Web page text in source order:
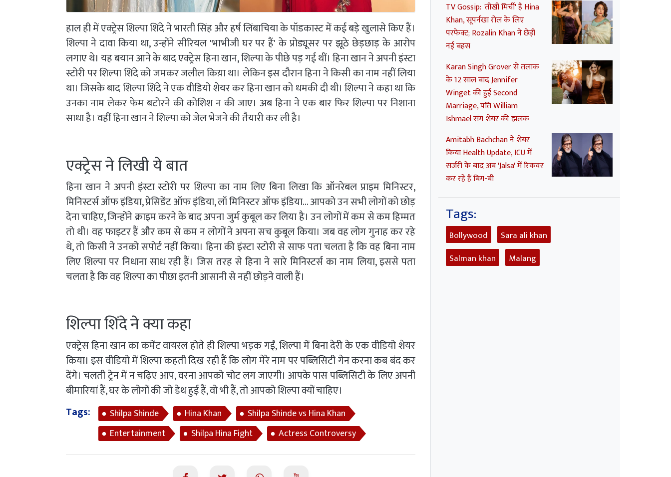
हाल ही में एक्ट्रेस शिल्पा शिंदे ने भारती सिंह और हर्ष लिंबाचिया के पॉडकास्ट में कई बड़े खुलासे किए हैं।
शिल्पा ने दावा किया था, उन्होंने सीरियल 'भाभीजी घर पर हैं' के प्रोड्यूसर पर झूठे छेड़छाड़ के आरोप
लगाए थे। यह बयान आने के बाद एक्ट्रेस हिना खान, शिल्पा के पीछे पड़ गई थीं। हिना खान ने अपनी इंस्टा
स्टोरी पर शिल्पा शिंदे को जमकर जलील किय़ा था। लेकिन इस दौरान हिना ने किसी का नाम नहीं लिया
था। जिसके बाद शिल्पा शिंदे ने एक वीडियो शेयर कर हिना खान को धमकी दी थी। शिल्पा ने कहा था कि
उनका नाम लेकर फेम बटोरने की कोशिश न की जाए। अब हिना ने एक बार फिर शिल्पा पर निशाना
साधा है। वहीं हिना खान ने शिल्पा को जेल भेजने की तैयारी कर ली है।
एक्ट्रेस ने लिखी ये बात
हिना खान ने अपनी इंस्टा स्टोरी पर शिल्पा का नाम लिए बिना लिखा कि ऑनरेबल प्राइम मिनिस्टर,
मिनिस्टर्स ऑफ इंडिया, प्रेसिडेंट ऑफ इंडिया, लॉ मिनिस्टर ऑफ इंडिया... आपको उन सभी लोगों को छोड़
देना चाहिए, जिन्होंने क्राइम करने के बाद अपना जुर्म कुबूल कर लिया है। उन लोगों में कम से कम हिम्मत
तो थी। वह फाइटर हैं और कम से कम न लोगों ने अपना सच कुबूल किया। जब वह लोग गुनाह कर रहे
थे, तो किसी ने उनको सपोर्ट नहीं किया। हिना की इंस्टा स्टोरी से साफ पता चलता है कि वह बिना नाम
लिए शिल्पा पर निधाना साध रही हैं। जिस तरह से हिना ने सारे मिनिस्टर्स का नाम लिया, इससे पता
चलता है कि वह शिल्पा का पीछा इतनी आसानी से नहीं छोड़ने वाली हैं।
शिल्पा शिंदे ने क्या कहा
एक्ट्रेस हिना खान का कमेंट वायरल होते ही शिल्पा भड़क गईं, शिल्पा में बिना देरी के एक वीडियो शेयर
किया। इस वीडियो में शिल्पा कहती दिख रही हैं कि लोग मेरे नाम पर पब्लिसिटी गेन करना कब बंद कर
देंगे। चलती ट्रेन में न चढ़िए आप, वरना आपको चोट लग जाएगी। आपके पास पब्लिसिटी के लिए अपनी
बीमारियां हैं, घर के लोगों की जो डेथ हुई हैं, वो भी हैं, तो आपको शिल्पा क्यों चाहिए।
Tags:
Shilpa Shinde Hina Khan
Shilpa Shinde vs Hina Khan
Entertainment
Shilpa Hina Fight Actress Controversy
TV Gossip: 'तीखी मिर्ची' हैं Hina
Khan, सूपर्नखा रोल के लिए
परफेक्ट; Rozalin Khan ने छेड़ी
नई बहस
Karan Singh Grover से तलाक
के 12 साल बाद Jennifer
Winget की हुई Second
Marriage, पति William
Ishmael संग शेयर की झलक
Amitabh Bachchan ने शेयर
किया Health Update, ICU में
सर्जरी के बाद अब 'Jalsa' में रिकवर
कर रहे हैं बिग-बी
Tags:
Bollywood
Sara ali khan
Salman khan
Malang